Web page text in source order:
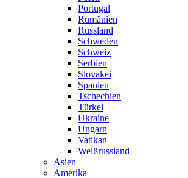
Portugal
Rumänien
Russland
Schweden
Schweiz
Serbien
Slovakei
Spanien
Tschechien
Türkei
Ukraine
Ungarn
Vatikan
Weißrussland
Asien
Amerika